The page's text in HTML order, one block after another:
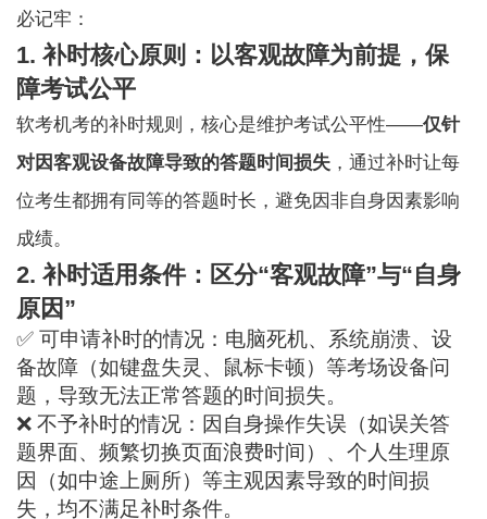
必记牢：
1. 补时核心原则：以客观故障为前提，保
障考试公平
软考机考的补时规则，核心是维护考试公平性——仅针
对因客观设备故障导致的答题时间损失 ，通过补时让每
位考生都拥有同等的答题时长，避免因非自身因素影响
成绩。
2. 补时适用条件：区分“客观故障”与“自身
原因”
✅ 可申请补时的情况：电脑死机、系统崩溃、设
备故障（如键盘失灵、鼠标卡顿）等考场设备问
题，导致无法正常答题的时间损失。
❌ 不予补时的情况：因自身操作失误（如误关答
题界面、频繁切换页面浪费时间）、个人生理原
因（如中途上厕所）等主观因素导致的时间损
失，均不满足补时条件。